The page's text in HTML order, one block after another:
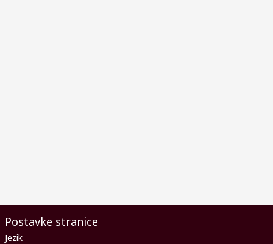
Postavke stranice
Jezik